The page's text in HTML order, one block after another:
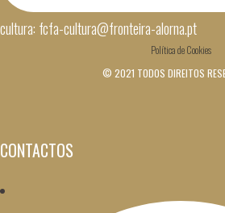
cultura: fcfa-cultura@fronteira-alorna.pt
Política de Cookies
© 2021 TODOS DIREITOS
CONTACTOS